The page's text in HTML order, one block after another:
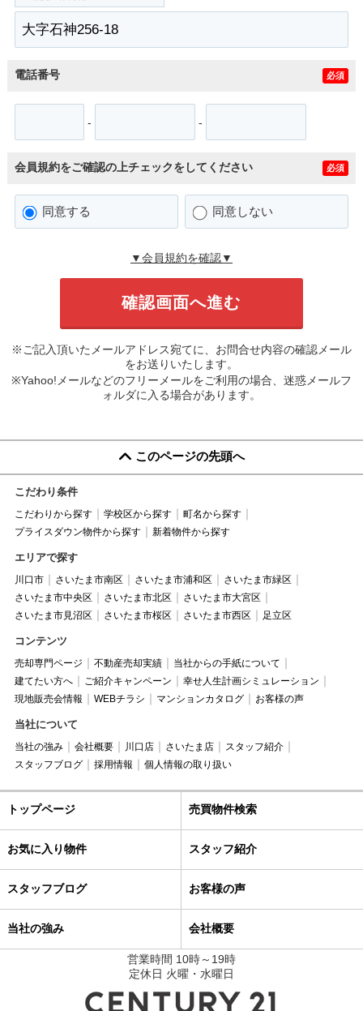
電話番号 必須
- -
会員規約をご確認の上チェックをしてください 必須
同意する 同意しない
▼会員規約を確認▼
※ご記入頂いたメールアドレス宛てに、お問合せ内容の確認メール
をお送りいたします。
※Yahoo!メールなどのフリーメールをご利用の場合、迷惑メールフ
ォルダに入る場合があります。
このページの先頭へ
こだわり条件
こだわりから探す 学校区から探す
町名から探す
プライスダウン物件から探す
新着物件から探す
エリアで探す
川口市 さいたま市南区 さいたま市浦和区
さいたま市緑区
さいたま市中央区
さいたま市北区
さいたま市大宮区
さいたま市見沼区
さいたま市桜区 さいたま市西区 足立区
コンテンツ
売却専門ページ 不動産売却実績
当社からの手紙について
建てたい方へ
ご紹介キャンペーン
幸せ人生計画シミュレーション
現地販売会情報
WEBチラシ マンションカタログ お客様の声
当社について
当社の強み 会社概要 川口店 さいたま店
スタッフ紹介
スタッフブログ
採用情報 個人情報の取り扱い
トップページ 売買物件検索
お気に入り物件 スタッフ紹介
スタッフブログ お客様の声
当社の強み 会社概要
営業時間 10時～19時
定休日 火曜・水曜日